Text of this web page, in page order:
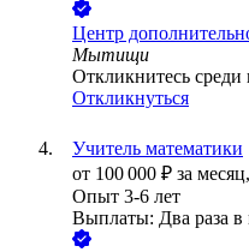
Центр
Мытищи
Откликнитесь среди
Откликнуться
Учитель математики
от 100 000 ₽ за месяц,
Опыт 3-6 лет
Выплаты: Два раза в